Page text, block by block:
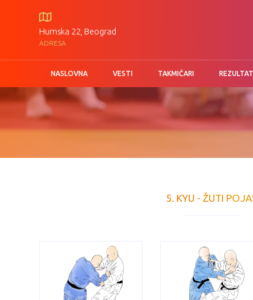
Humska 22, Beograd
ADRESA
NASLOVNA VESTI TAKMIČARI
5. KYU - ŽUTI